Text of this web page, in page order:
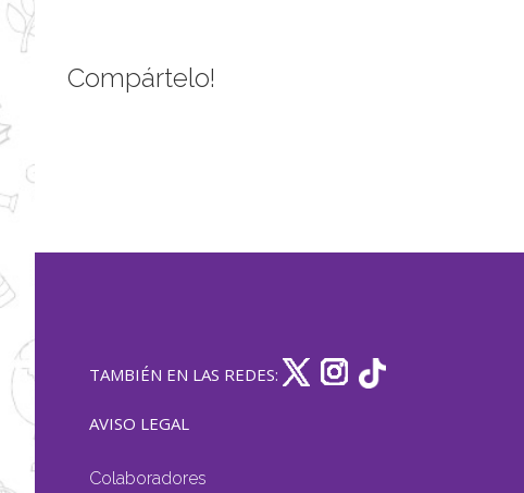
Compártelo!
TAMBIÉN EN LAS REDES:
AVISO LEGAL
Colaboradores